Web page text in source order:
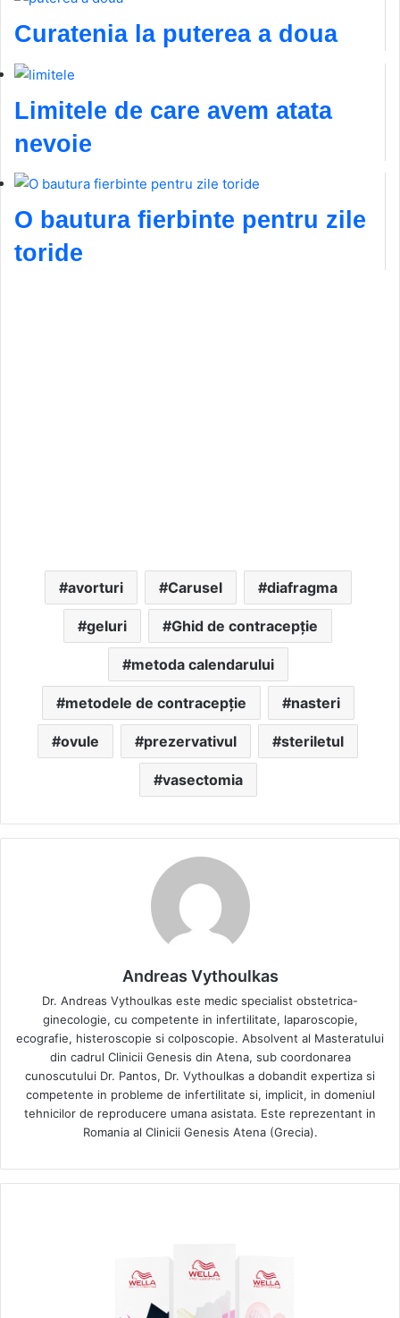
Curatenia la puterea a doua
Limitele de care avem atata
nevoie
O bautura fierbinte pentru zile
toride
avorturi Carusel diafragma
geluri Ghid de contracepție
metoda calendarului
metodele de contracepție nasteri
ovule prezervativul steriletul
vasectomia
Andreas Vythoulkas
Dr. Andreas Vythoulkas este medic specialist obstetrica-
ginecologie, cu competente in infertilitate, laparoscopie,
ecografie, histeroscopie si colposcopie. Absolvent al Masteratului
din cadrul Clinicii Genesis din Atena, sub coordonarea
cunoscutului Dr. Pantos, Dr. Vythoulkas a dobandit expertiza si
competente in probleme de infertilitate si, implicit, in domeniul
tehnicilor de reproducere umana asistata. Este reprezentant in
Romania al Clinicii Genesis Atena (Grecia).